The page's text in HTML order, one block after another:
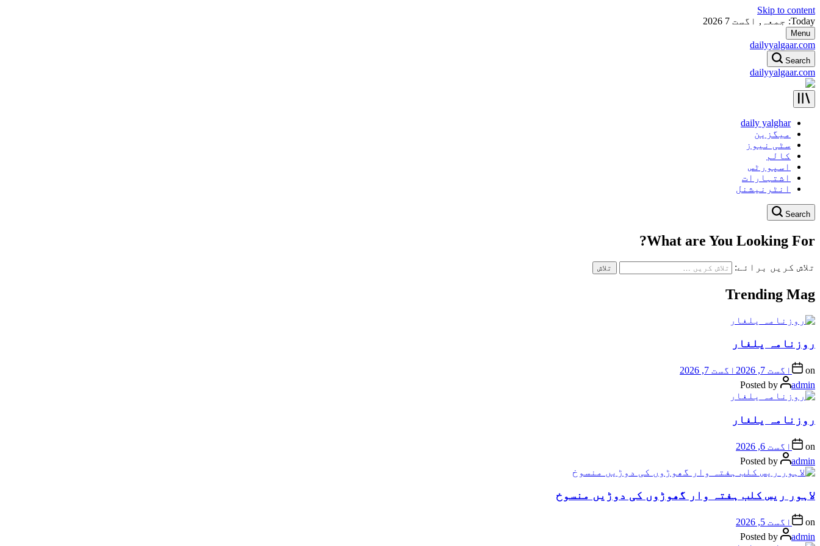
Skip to content
Today: جمعہ, اگست 7 2026
Menu
dailyyalgaar.com
Search
dailyyalgaar.com
daily yalghar
میگزین
سٹی نیوز
کالم
اسپورٹس
اشتہارات
انٹرنیشنل
Search
What are You Looking For?
تلاش کریں برائے:
Trending Mag
روزنامہ یلغار
on اگست 7, 2026
اگست 7, 2026
Posted by
admin
روزنامہ یلغار
on
اگست 6, 2026
Posted by
admin
لاہور ریس کلب ہفتہ وار گھوڑوں کی دوڑیں منسوخ
on
اگست 5, 2026
Posted by
admin